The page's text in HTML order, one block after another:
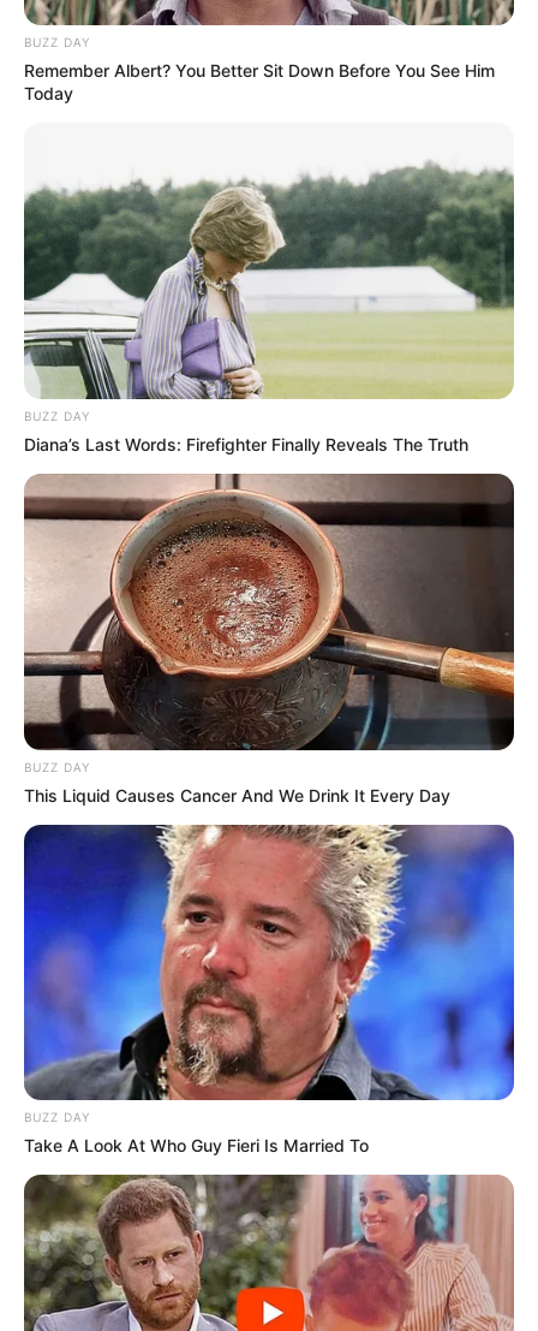
BUZZ DAY
Remember Albert? You Better Sit Down Before You See Him
Today
BUZZ DAY
Diana’s Last Words: Firefighter Finally Reveals The Truth
BUZZ DAY
This Liquid Causes Cancer And We Drink It Every Day
BUZZ DAY
Take A Look At Who Guy Fieri Is Married To